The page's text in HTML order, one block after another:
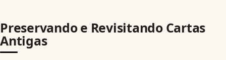
Preservando e Revisitando Cartas
Antigas